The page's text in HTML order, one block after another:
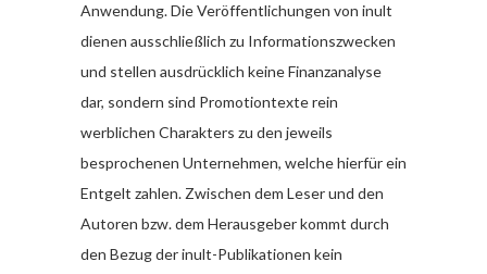
Anwendung. Die Veröffentlichungen von inult
dienen ausschließlich zu Informationszwecken
und stellen ausdrücklich keine Finanzanalyse
dar, sondern sind Promotiontexte rein
werblichen Charakters zu den jeweils
besprochenen Unternehmen, welche hierfür ein
Entgelt zahlen. Zwischen dem Leser und den
Autoren bzw. dem Herausgeber kommt durch
den Bezug der inult-Publikationen kein